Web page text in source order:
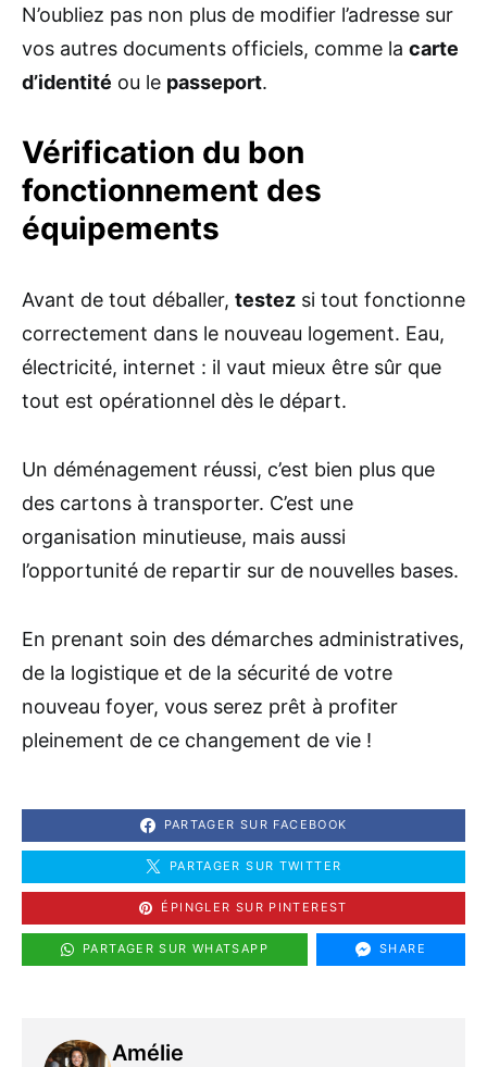
N’oubliez pas non plus de modifier l’adresse sur
vos autres documents officiels, comme la carte
d’identité ou le passeport.
Vérification du bon
fonctionnement des
équipements
Avant de tout déballer, testez si tout fonctionne
correctement dans le nouveau logement. Eau,
électricité, internet : il vaut mieux être sûr que
tout est opérationnel dès le départ.
Un déménagement réussi, c’est bien plus que
des cartons à transporter. C’est une
organisation minutieuse, mais aussi
l’opportunité de repartir sur de nouvelles bases.
En prenant soin des démarches administratives,
de la logistique et de la sécurité de votre
nouveau foyer, vous serez prêt à profiter
pleinement de ce changement de vie !
PARTAGER SUR FACEBOOK
PARTAGER SUR TWITTER
ÉPINGLER SUR PINTEREST
PARTAGER SUR WHATSAPP SHARE
Amélie